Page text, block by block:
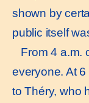
shown by
public itself
From 4 a.m.
everyone. At
to Théry, who